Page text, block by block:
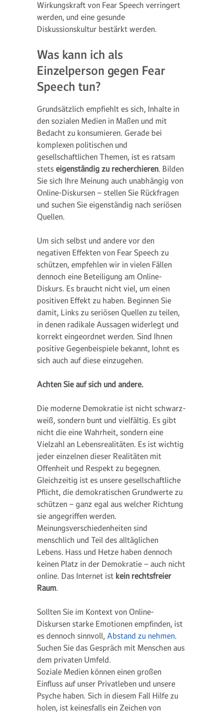
Wirkungskraft von Fear Speech verringert
werden, und eine gesunde
Diskussionskultur bestärkt werden.
Was kann ich als
Einzelperson gegen Fear
Speech tun?
Grundsätzlich empfiehlt es sich, Inhalte in
den sozialen Medien in Maßen und mit
Bedacht zu konsumieren. Gerade bei
komplexen politischen und
gesellschaftlichen Themen, ist es ratsam
stets eigenständig zu recherchieren. Bilden
Sie sich Ihre Meinung auch unabhängig von
Online-Diskursen – stellen Sie Rückfragen
und suchen Sie eigenständig nach seriösen
Quellen.
Um sich selbst und andere vor den
negativen Effekten von Fear Speech zu
schützen, empfehlen wir in vielen Fällen
dennoch eine Beteiligung am Online-
Diskurs. Es braucht nicht viel, um einen
positiven Effekt zu haben. Beginnen Sie
damit, Links zu seriösen Quellen zu teilen,
in denen radikale Aussagen widerlegt und
korrekt eingeordnet werden. Sind Ihnen
positive Gegenbeispiele bekannt, lohnt es
sich auch auf diese einzugehen.
Achten Sie auf sich und andere.
Die moderne Demokratie ist nicht schwarz-
weiß, sondern bunt und vielfältig. Es gibt
nicht die eine Wahrheit, sondern eine
Vielzahl an Lebensrealitäten. Es ist wichtig
jeder einzelnen dieser Realitäten mit
Offenheit und Respekt zu begegnen.
Gleichzeitig ist es unsere gesellschaftliche
Pflicht, die demokratischen Grundwerte zu
schützen – ganz egal aus welcher Richtung
sie angegriffen werden.
Meinungsverschiedenheiten sind
menschlich und Teil des alltäglichen
Lebens. Hass und Hetze haben dennoch
keinen Platz in der Demokratie – auch nicht
online. Das Internet ist kein rechtsfreier
Raum.
Sollten Sie im Kontext von Online-
Diskursen starke Emotionen empfinden, ist
es dennoch sinnvoll, Abstand zu nehmen.
Suchen Sie das Gespräch mit Menschen aus
dem privaten Umfeld.
Soziale Medien können einen großen
Einfluss auf unser Privatleben und unsere
Psyche haben. Sich in diesem Fall Hilfe zu
holen, ist keinesfalls ein Zeichen von